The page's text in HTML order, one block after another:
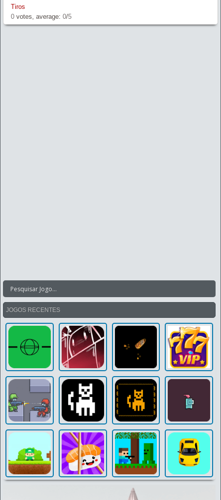
Tiros
0 votes, average: 0/5
JOGOS RECENTES